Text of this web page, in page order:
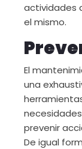
actividades
el mismo.
El
una
prevenir
De igual